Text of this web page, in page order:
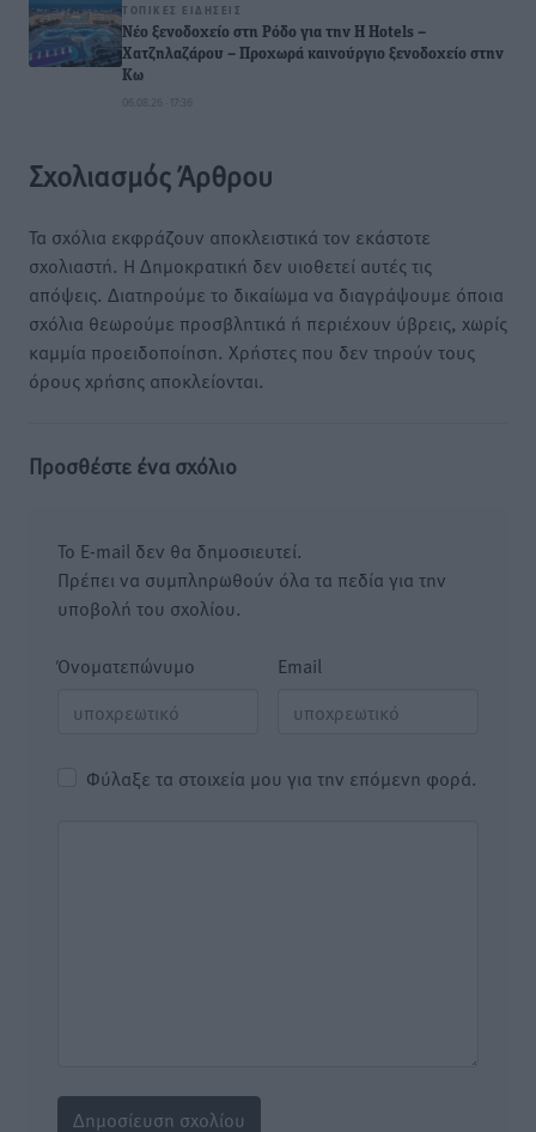
ΤΟΠΙΚΈΣ ΕΙΔΉΣΕΙΣ
Νέο ξενοδοχείο στη Ρόδο για την H Hotels –
Χατζηλαζάρου – Προχωρά καινούργιο ξενοδοχείο στην
Κω
06.08.26 · 17:36
Σχολιασμός Άρθρου
Τα σχόλια εκφράζουν αποκλειστικά τον εκάστοτε
σχολιαστή. Η Δημοκρατική δεν υιοθετεί αυτές τις
απόψεις. Διατηρούμε το δικαίωμα να διαγράψουμε όποια
σχόλια θεωρούμε προσβλητικά ή περιέχουν ύβρεις, χωρίς
καμμία προειδοποίηση. Χρήστες που δεν τηρούν τους
όρους χρήσης αποκλείονται.
Προσθέστε ένα σχόλιο
Το E-mail δεν θα δημοσιευτεί.
Πρέπει να συμπληρωθούν όλα τα πεδία για την
υποβολή του σχολίου.
Όνοματεπώνυμο Email
Φύλαξε τα στοιχεία μου για την επόμενη φορά.